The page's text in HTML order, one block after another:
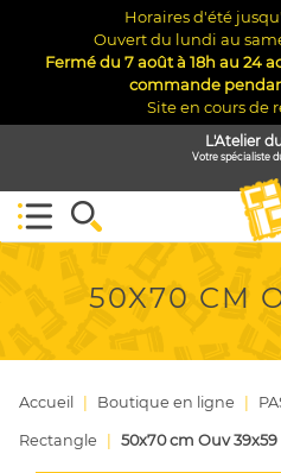
Horaires d'été
Ouvert du lundi au
Fermé du 7 août à 18h au 24
commande
Site en cours de
L'Atelier
Votre spécialiste
50X70 CM
Accueil Boutique en ligne
Rectangle 50x70 cm Ouv 39x59